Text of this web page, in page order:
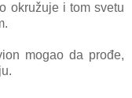
okružuje i tom svetu
mogao da prođe,